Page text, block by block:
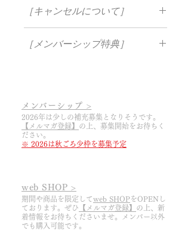
・毎年クレジットカードによる自動更
新となります（※入会時の価格継続で
の自動更新）
・2回目からの引落し日は入会日から
ます​
・期間中の引落し後の返金はできませ
ん
［キャンセルについて］
のため、お客様のキャンセルの時期に
(2) １年以上（次回お支払い後）のキ
ャンセルの場合は、翌年に最後のワイ
ン発送をいたします。
(1) 2025年9月（次回お支払い前）のキ
ャンセル
↓
2026年のワイン発送は致しません。
［メンバーシップ特典］
・会員限定ブログが購読可能
・メンバー限定の特別なイベントに参
加可能
メンバーシップ >
2026年は少しの補充募集となりそうです。
【メルマガ登録】 の上 ​、募集開始をお待ちく
ださい。
※ 2026は秋ごろ少枠を募集予定
web SHOP >
期間や商品を限定してweb SHOPをOPENし
ております。ぜひ 【メルマガ登録】 の上、 ​新
着情報をお待ちくださいませ。メンバー以外
でも購入可能です。